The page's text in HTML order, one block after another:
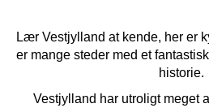
Lær Vestjylland at kende, her er
er mange steder med et
historie.
Vestjylland har utroligt meget